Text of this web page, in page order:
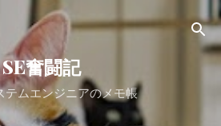
メイン コンテンツに移動
SE奮闘記
テムエンジニアのメモ帳